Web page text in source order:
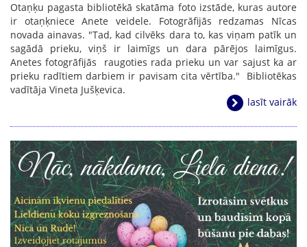
Otaņķu pagasta bibliotēkā skatāma foto izstāde, kuras autore
ir otaņķniece Anete veidele. Fotogrāfijās redzamas Nīcas
novada ainavas. "Tad, kad cilvēks dara to, kas viņam patīk un
sagādā prieku, viņš ir laimīgs un dara pārējos laimīgus.
Anetes fotogrāfijās raugoties rada prieku un var sajust ka ar
prieku radītiem darbiem ir pavisam cita vērtība." Bibliotēkas
vadītāja Vineta Jušķevica.
lasīt vairāk